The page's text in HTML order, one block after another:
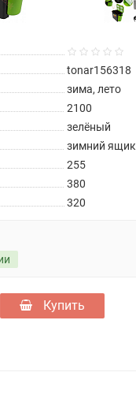
tonar156318
зима, лето
2100
зелёный
зимний ящик
255
380
320
Купить